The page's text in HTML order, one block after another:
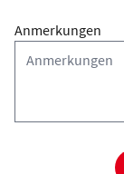
Anmerkungen